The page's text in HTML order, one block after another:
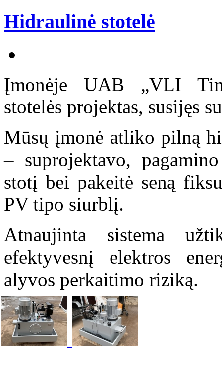
Hidraulinė stotelė
Įmonėje UAB „VLI
stotelės projektas, susijęs
Mūsų įmonė atliko pilną
– suprojektavo,
stotį bei pakeitė seną
PV tipo siurblį.
Atnaujinta sistema
efektyvesnį elektros
alyvos perkaitimo riziką.